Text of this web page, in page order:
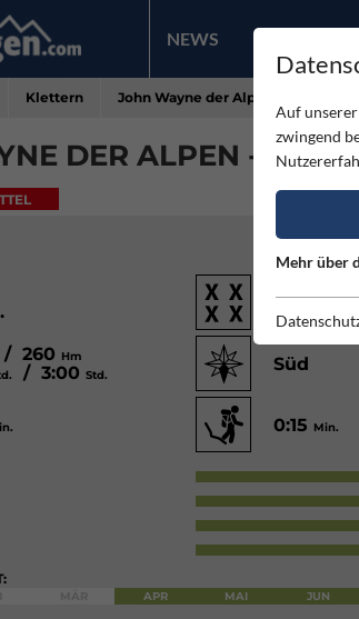
NEWS PRODUKTE
Klettern John Wayne der Alpen - Vordere
DER ALPEN -
Sehr gut
/ 260 Hm
/ 3:00Std.
Süd
0:15 Min.
APR MAI JUN
Auf
zwingend
Mehr über